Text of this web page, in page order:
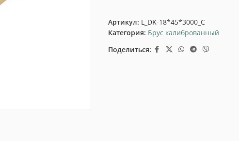
Артикул: L_DK-18*45*3000_C
Категория: Брус калиброванный
Поделиться: